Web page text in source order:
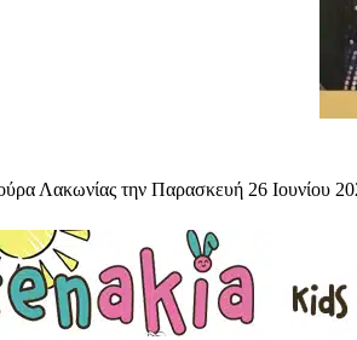
Λακωνίας την Παρασκευή 26 Ιουνίου